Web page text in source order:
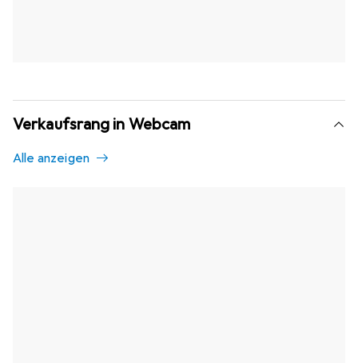
Verkaufsrang in Webcam
Alle anzeigen